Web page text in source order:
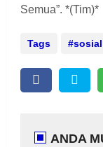
Semua”. *(Tim)*
Tags sosial
ANDA